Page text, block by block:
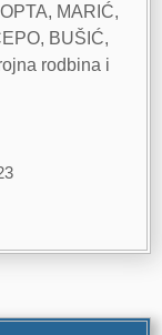
MARIĆ,
BUŠIĆ,
rodbina i